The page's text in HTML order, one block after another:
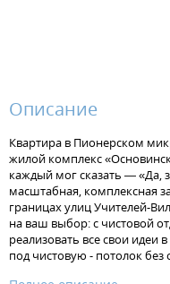
Описание
Квартира в Пионерском
жилой комплекс
каждый мог сказать — «Да,
масштабная, комплексная
границах улиц Учителей-
на ваш выбор: с чистовой
реализовать все свои идеи
под чистовую - потолок
отделку, штукатурка на